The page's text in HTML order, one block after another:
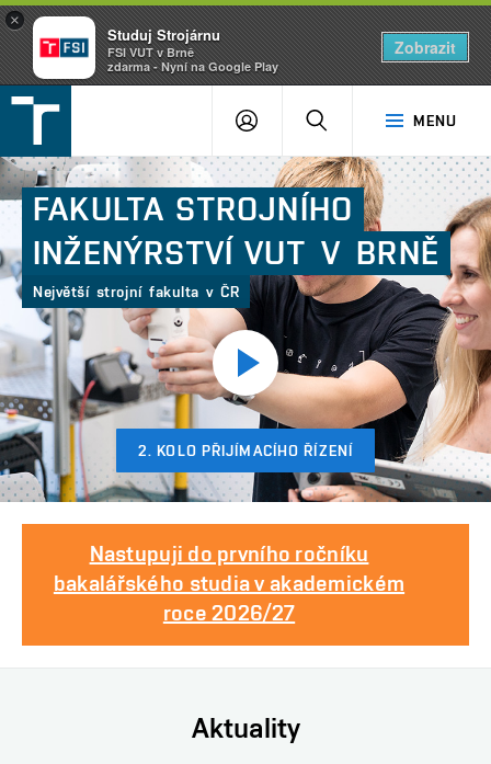
v
Brně
MENU
PŘIHLÁŠENÍ
FAKULTA STROJNÍHO
INŽENÝRSTVÍ VUT V BRNĚ
Největší strojní fakulta v ČR
Přehrát
video
2. KOLO PŘIJÍMACÍHO ŘÍZENÍ
Nastupuji do prvního ročníku
bakalářského studia v akademickém
roce 2026/27
Aktuality
×
Studuj Strojárnu
FSI VUT v Brně
zdarma - Nyní na Google Play
Zobrazit